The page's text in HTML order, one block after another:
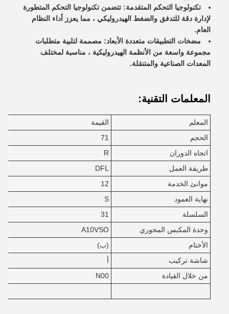
تكنولوجيا التحكم المتقدمة: تتضمن تكنولوجيا التحكم المتطورة
لإدارة دقة للتدفق والضغط الهيدروليكي ، مما يعزز أداء النظام
العام.
مضخات التطبيقات متعددة الأبعاد: مصممة لتلبية متطلبات
مجموعة واسعة من الأنظمة الهيدروليكية ، مناسبة لمختلف
المعدات الصناعية والمتنقلة.
المعلمات التقنية:
المعلم
القيمة
الحجم
71
اتجاه الدوران
R
طريقة العمل
DFL
موانئ الخدمة
12
نهاية العمود
S
السلسلة
31
وحدة المكبس المحوري
A10VSO
الأختام
(ب)
شاشة تركيب
أ
من خلال القيادة
N00